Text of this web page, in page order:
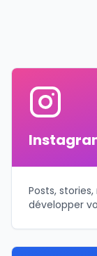
Posts,
développer